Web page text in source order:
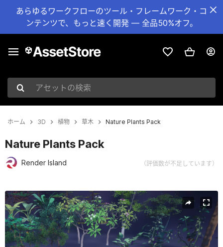
あらゆるワークフローのツール・フレームワーク・コ
ンテンツで、もっと速く開発 — 全品50%オフ。
アセットの検索
ホーム 3D 植物 草木 Nature Plants Pack
Nature Plants Pack
Render Island （評価数が不足しています）
現在のスライド：1 / 1